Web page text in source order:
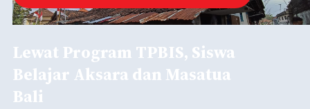
Lewat Program TPBIS, Siswa
Belajar Aksara dan Masatua
Bali